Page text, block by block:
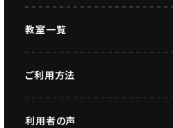
教室一覧
ご利用方法
利用者の声